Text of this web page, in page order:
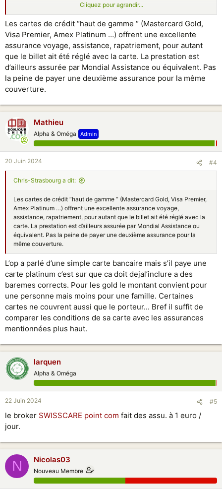
Des pépins intermédiaires et rapatriement en business c'est aussi
quelques dizaines de milliers d'euro. Alors oui certains font des
cagnottes mais c'est quand meme moyen...
Cliquez pour agrandir...
Les cartes de crédit “haut de gamme “ (Mastercard Gold,
Visa Premier, Amex Platinum …) offrent une excellente
assurance voyage, assistance, rapatriement, pour autant
que le billet ait été réglé avec la carte. La prestation est
d’ailleurs assurée par Mondial Assistance ou équivalent. Pas
la peine de payer une deuxième assurance pour la même
couverture.
Mathieu
Alpha & Oméga Admin
20 Juin 2024 #4
Chris-Strasbourg a dit:
Les cartes de crédit “haut de gamme “ (Mastercard Gold, Visa Premier,
Amex Platinum …) offrent une excellente assurance voyage,
assistance, rapatriement, pour autant que le billet ait été réglé avec la
carte. La prestation est d’ailleurs assurée par Mondial Assistance ou
équivalent. Pas la peine de payer une deuxième assurance pour la
même couverture.
L’op a parlé d’une simple carte bancaire mais s’il paye une
carte platinum c’est sur que ca doit dejal’inclure a des
baremes corrects. Pour les gold le montant convient pour
une personne mais moins pour une famille. Certaines
cartes ne couvrent aussi que le porteur... Bref il suffit de
comparer les conditions de sa carte avec les assurances
mentionnées plus haut.
larquen
Alpha & Oméga
22 Juin 2024 #5
le broker SWISSCARE point com fait des assu. à 1 euro /
jour.
N Nicolas03
Nouveau Membre